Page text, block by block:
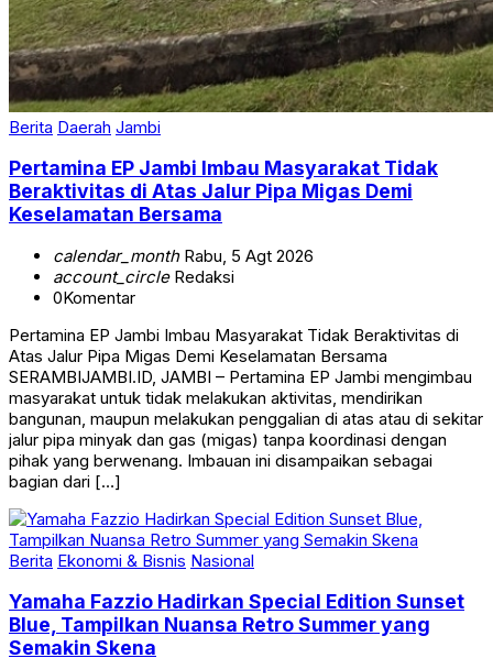
Berita Daerah Jambi
Pertamina EP Jambi Imbau Masyarakat Tidak
Beraktivitas di Atas Jalur Pipa Migas Demi
Keselamatan Bersama
calendar_monthRabu, 5 Agt 2026
account_circleRedaksi
0Komentar
Pertamina EP Jambi Imbau Masyarakat Tidak Beraktivitas di
Atas Jalur Pipa Migas Demi Keselamatan Bersama
SERAMBIJAMBI.ID, JAMBI – Pertamina EP Jambi mengimbau
masyarakat untuk tidak melakukan aktivitas, mendirikan
bangunan, maupun melakukan penggalian di atas atau di sekitar
jalur pipa minyak dan gas (migas) tanpa koordinasi dengan
pihak yang berwenang. Imbauan ini disampaikan sebagai
bagian dari […]
Berita Ekonomi & Bisnis Nasional
Yamaha Fazzio Hadirkan Special Edition Sunset
Blue, Tampilkan Nuansa Retro Summer yang
Semakin Skena